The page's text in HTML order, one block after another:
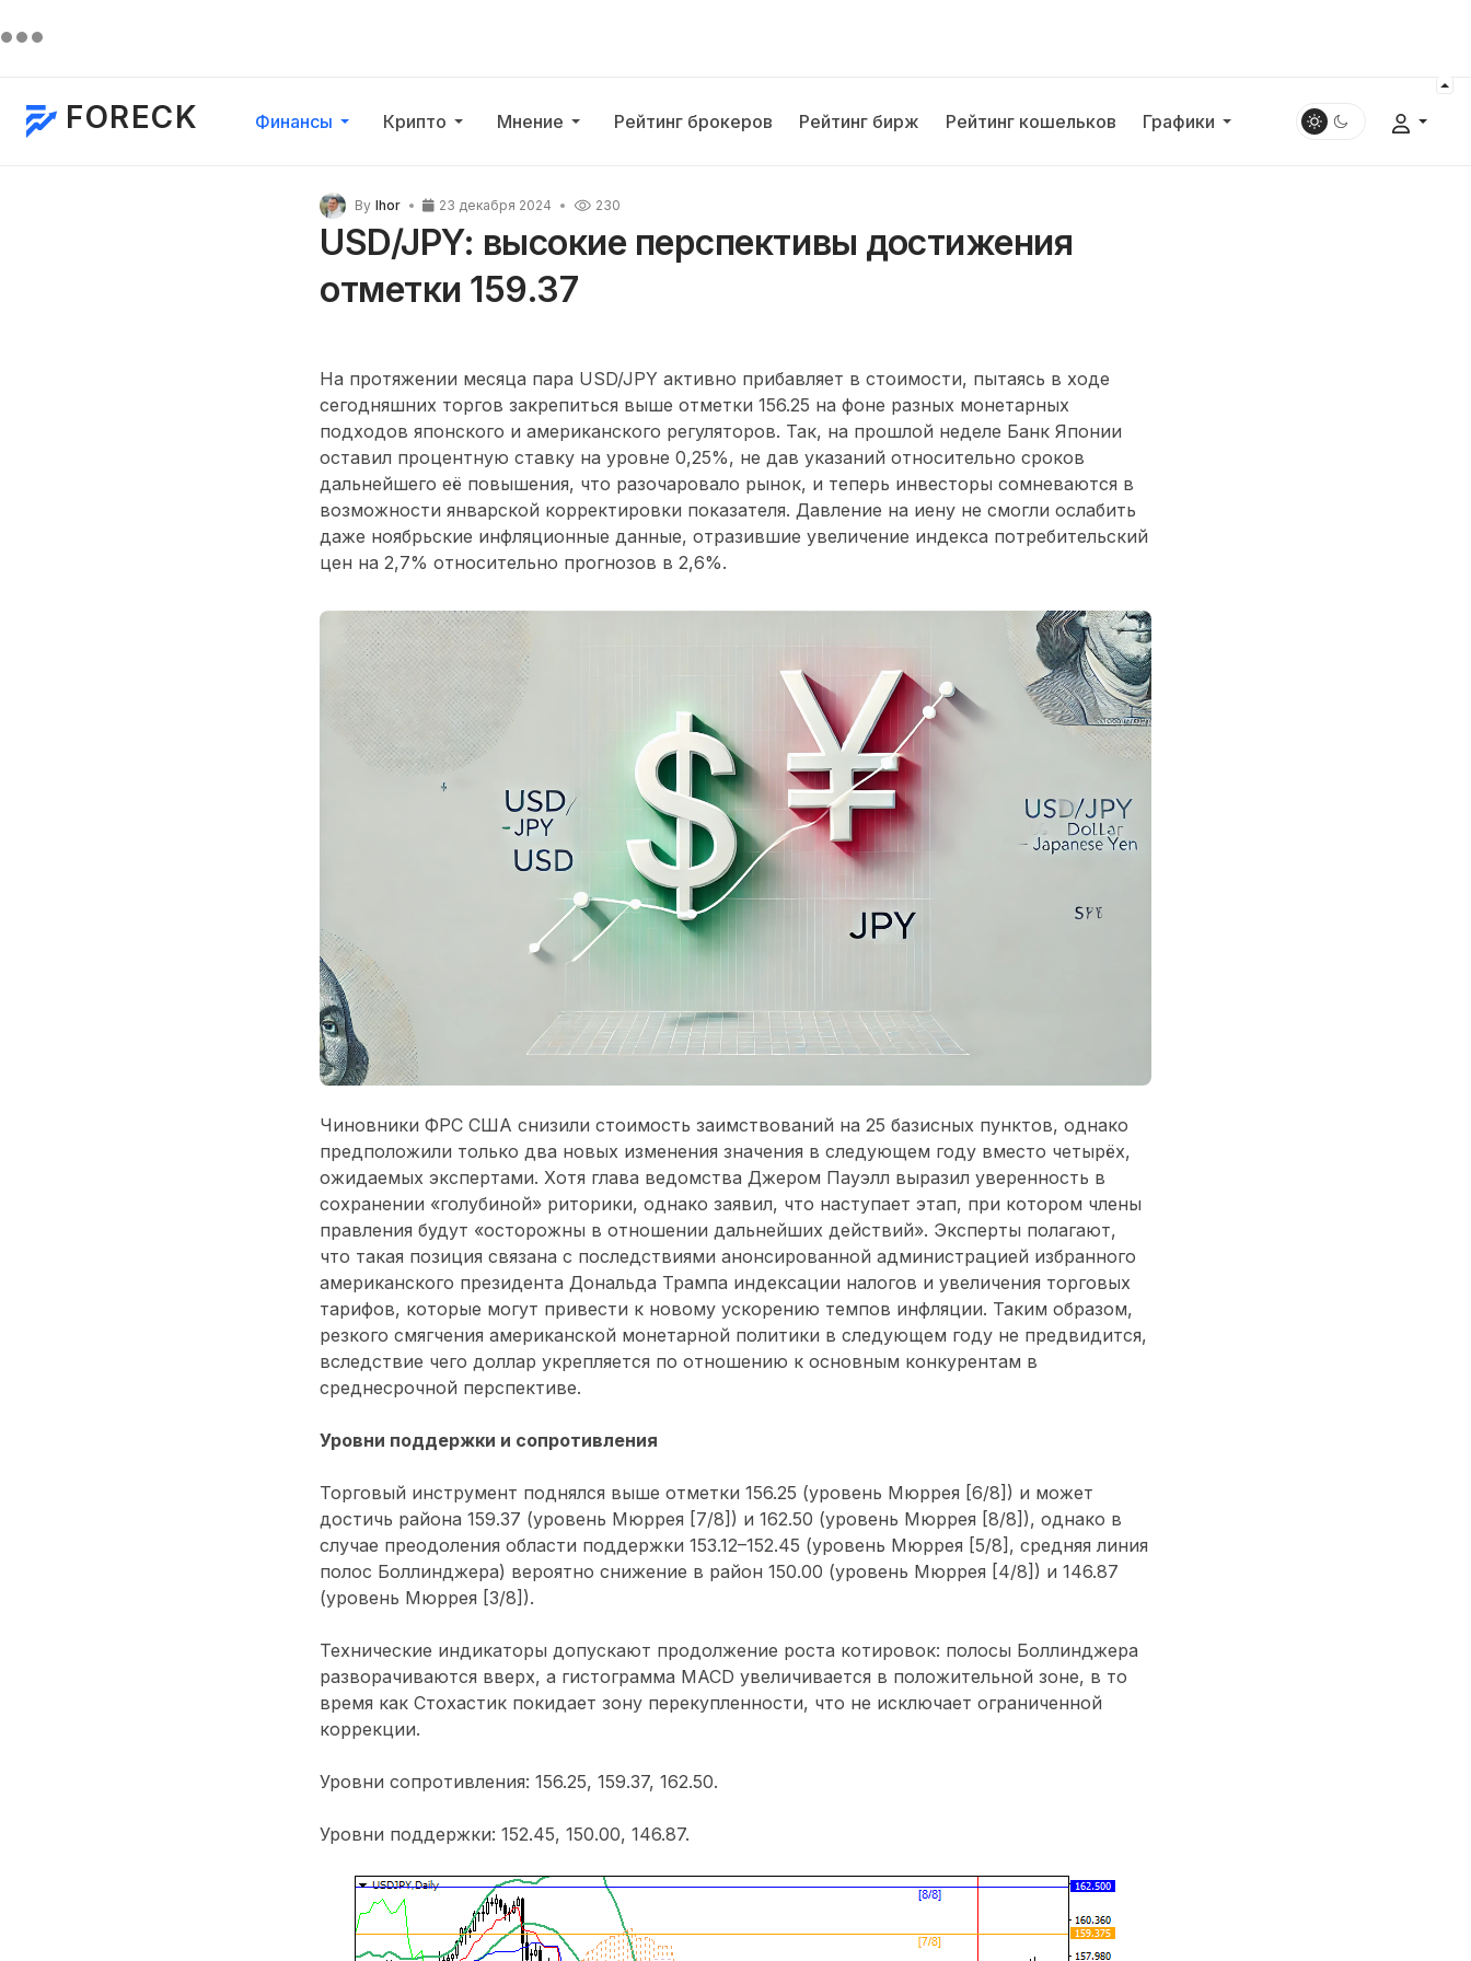
FORECK Финансы Крипто Мнение Рейтинг брокеров Рейтинг бирж Рейтинг кошельков Графики
By Ihor 23 декабря 2024 230
USD/JPY: высокие перспективы достижения
отметки 159.37
На протяжении месяца пара USD/JPY активно прибавляет в стоимости, пытаясь в ходе
сегодняшних торгов закрепиться выше отметки 156.25 на фоне разных монетарных
подходов японского и американского регуляторов. Так, на прошлой неделе Банк Японии
оставил процентную ставку на уровне 0,25%, не дав указаний относительно сроков
дальнейшего её повышения, что разочаровало рынок, и теперь инвесторы сомневаются в
возможности январской корректировки показателя. Давление на иену не смогли ослабить
даже ноябрьские инфляционные данные, отразившие увеличение индекса потребительский
цен на 2,7% относительно прогнозов в 2,6%.
Чиновники ФРС США снизили стоимость заимствований на 25 базисных пунктов, однако
предположили только два новых изменения значения в следующем году вместо четырёх,
ожидаемых экспертами. Хотя глава ведомства Джером Пауэлл выразил уверенность в
сохранении «голубиной» риторики, однако заявил, что наступает этап, при котором члены
правления будут «осторожны в отношении дальнейших действий». Эксперты полагают,
что такая позиция связана с последствиями анонсированной администрацией избранного
американского президента Дональда Трампа индексации налогов и увеличения торговых
тарифов, которые могут привести к новому ускорению темпов инфляции. Таким образом,
резкого смягчения американской монетарной политики в следующем году не предвидится,
вследствие чего доллар укрепляется по отношению к основным конкурентам в
среднесрочной перспективе.
Уровни поддержки и сопротивления
Торговый инструмент поднялся выше отметки 156.25 (уровень Мюррея [6/8]) и может
достичь района 159.37 (уровень Мюррея [7/8]) и 162.50 (уровень Мюррея [8/8]), однако в
случае преодоления области поддержки 153.12–152.45 (уровень Мюррея [5/8], средняя линия
полос Боллинджера) вероятно снижение в район 150.00 (уровень Мюррея [4/8]) и 146.87
(уровень Мюррея [3/8]).
Технические индикаторы допускают продолжение роста котировок: полосы Боллинджера
разворачиваются вверх, а гистограмма MACD увеличивается в положительной зоне, в то
время как Стохастик покидает зону перекупленности, что не исключает ограниченной
коррекции.
Уровни сопротивления: 156.25, 159.37, 162.50.
Уровни поддержки: 152.45, 150.00, 146.87.